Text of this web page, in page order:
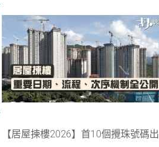
【居屋揀樓2026】首10個攪珠號碼出